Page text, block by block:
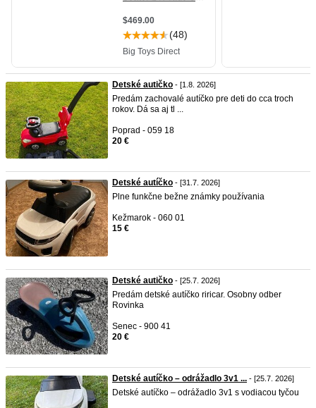
Detské autičko - [1.8. 2026]
Predám zachovalé autíčko pre deti do cca troch
rokov. Dá sa aj tl ...
Poprad - 059 18
20 €
Detské autíčko - [31.7. 2026]
Plne funkčne bežne známky používania
Kežmarok - 060 01
15 €
Detské autičko - [25.7. 2026]
Predám detské autíčko riricar. Osobny odber
Rovinka
Senec - 900 41
20 €
Detské autíčko – odrážadlo 3v1 ... - [25.7. 2026]
Detské autíčko – odrážadlo 3v1 s vodiacou tyčou